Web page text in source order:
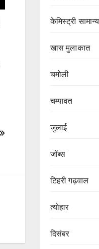
केमिस्ट्री
खास मुलाकात
चमोली
चम्पावत
जुलाई
जॉब्स
टिहरी गढ़वाल
त्योहार
दिसंबर